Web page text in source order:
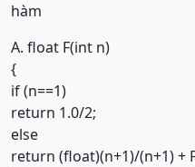
hàm
A. float F(int n)
{
if (n==1)
return 1.0/2;
else
return (float)(n+1)/(n+1) +